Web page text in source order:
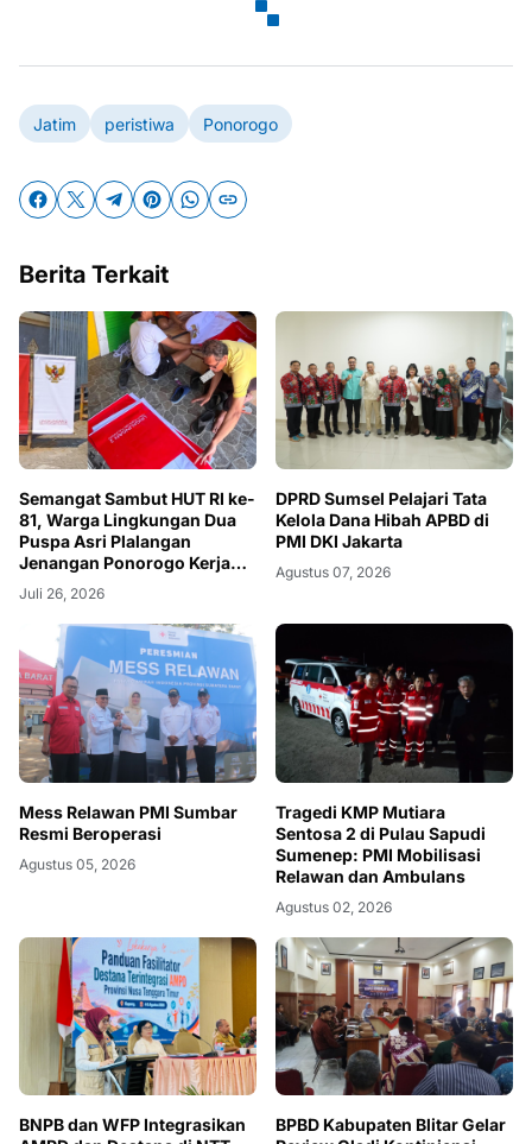
Jatim peristiwa Ponorogo
Berita Terkait
Semangat Sambut HUT RI ke-
81, Warga Lingkungan Dua
Puspa Asri Plalangan
Jenangan Ponorogo Kerja
Bakti
Juli 26, 2026
DPRD Sumsel Pelajari Tata
Kelola Dana Hibah APBD di
PMI DKI Jakarta
Agustus 07, 2026
Mess Relawan PMI Sumbar
Resmi Beroperasi
Agustus 05, 2026
Tragedi KMP Mutiara
Sentosa 2 di Pulau Sapudi
Sumenep: PMI Mobilisasi
Relawan dan Ambulans
Agustus 02, 2026
BNPB dan WFP Integrasikan
BPBD Kabupaten Blitar Gelar